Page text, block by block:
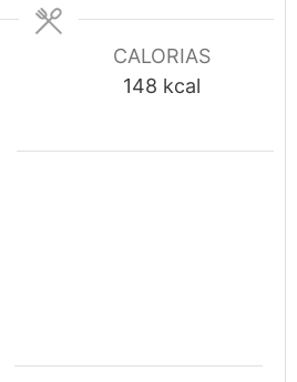
CALORIAS
148 kcal